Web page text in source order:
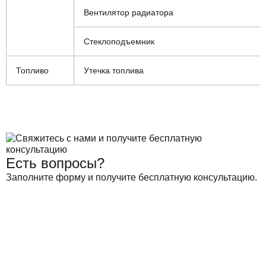
Вентилятор радиатора
Стеклоподъемник
Топливо Утечка топлива
Есть вопросы?
Заполните форму и получите бесплатную консультацию.